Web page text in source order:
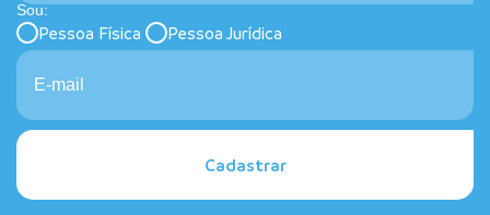
Sou:
Pessoa Física Pessoa Jurídica
Cadastrar